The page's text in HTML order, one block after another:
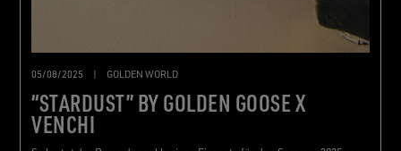
05/08/2025 | GOLDEN WORLD
“STARDUST” BY GOLDEN GOOSE X
VENCHI